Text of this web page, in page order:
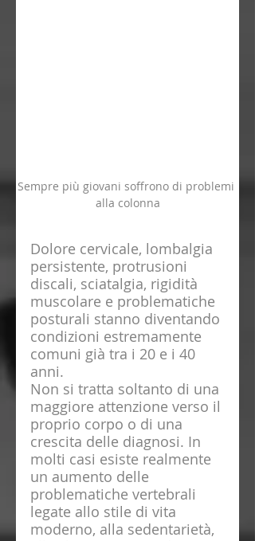
Sempre più giovani soffrono di problemi
alla colonna
Dolore cervicale, lombalgia
persistente, protrusioni
discali, sciatalgia, rigidità
muscolare e problematiche
posturali stanno diventando
condizioni estremamente
comuni già tra i 20 e i 40
anni.
Non si tratta soltanto di una
maggiore attenzione verso il
proprio corpo o di una
crescita delle diagnosi. In
molti casi esiste realmente
un aumento delle
problematiche vertebrali
legate allo stile di vita
moderno, alla sedentarietà,